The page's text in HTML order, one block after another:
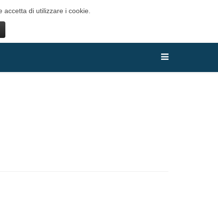
di utilizzare i cookie.